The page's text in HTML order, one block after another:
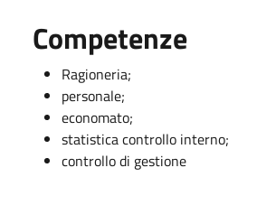
Competenze
Ragioneria;
personale;
economato;
statistica controllo interno;
controllo di gestione